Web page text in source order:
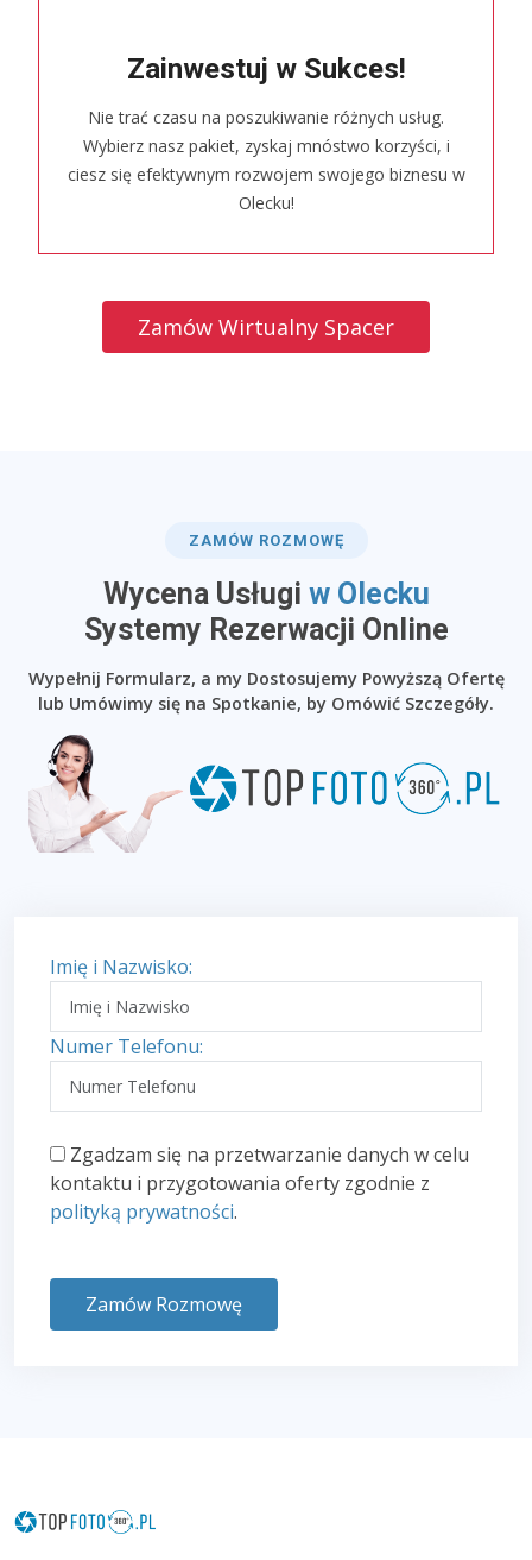
Zainwestuj w Sukces!
Nie trać czasu na poszukiwanie różnych usług.
Wybierz nasz pakiet, zyskaj mnóstwo korzyści, i
ciesz się efektywnym rozwojem swojego biznesu w
Olecku!
Zamów Wirtualny Spacer
ZAMÓW ROZMOWĘ
Wycena Usługi w Olecku
​Systemy Rezerwacji Online
Wypełnij Formularz, a my Dostosujemy Powyższą Ofertę
lub Umówimy się na Spotkanie, by Omówić Szczegóły.
Imię i Nazwisko:
Numer Telefonu:
Zgadzam się na przetwarzanie danych w celu
kontaktu i przygotowania oferty zgodnie z
polityką prywatności.
Zamów Rozmowę